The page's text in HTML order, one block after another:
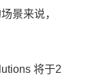
景来说，
将于2